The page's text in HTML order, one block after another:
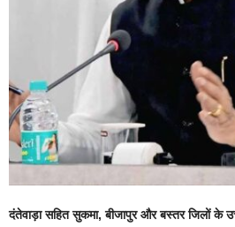
दंतेवाड़ा सहित सुकमा, बीजापुर और बस्तर जिलों के